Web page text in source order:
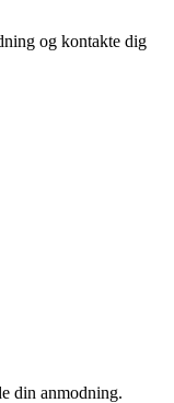
og kontakte dig
din anmodning.